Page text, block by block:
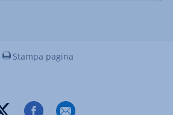
Stampa pagina